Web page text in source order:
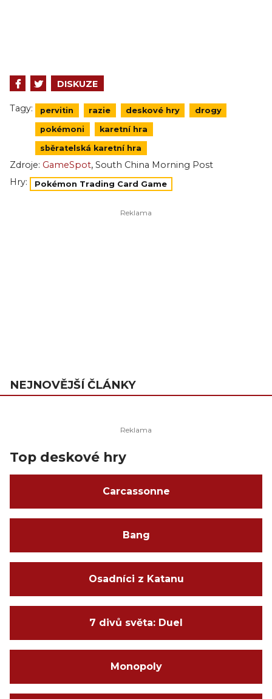
DISKUZE
Tagy: pervitin razie deskové hry drogy
pokémoni karetní hra
sběratelská karetní hra
Zdroje: GameSpot, South China Morning Post
Hry:
Pokémon Trading Card Game
NEJNOVĚJŠÍ ČLÁNKY
Top deskové hry
Carcassonne
Bang
Osadníci z Katanu
7 divů světa: Duel
Monopoly